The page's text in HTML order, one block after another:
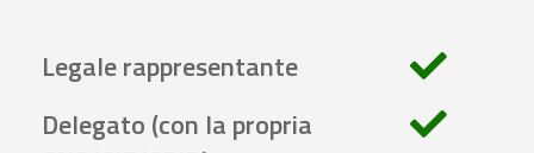
Legale rappresentante
Delegato (con la propria